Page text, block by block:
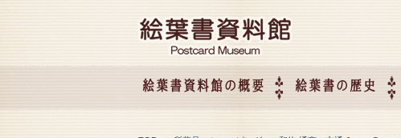
絵葉書資料館の概要 絵葉書の歴史